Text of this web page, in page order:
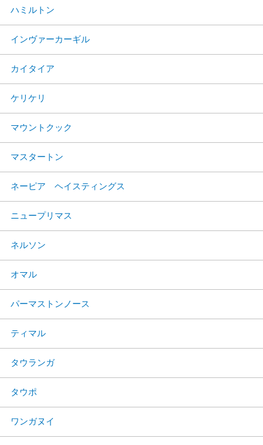
ハミルトン
インヴァーカーギル
カイタイア
ケリケリ
マウントクック
マスタートン
ネーピア ヘイスティングス
ニュープリマス
ネルソン
オマル
パーマストンノース
ティマル
タウランガ
タウポ
ワンガヌイ